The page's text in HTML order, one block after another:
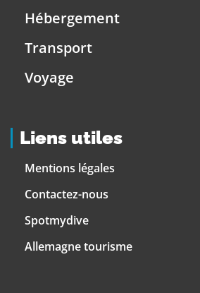
Hébergement
Transport
Voyage
Liens utiles
Mentions légales
Contactez-nous
Spotmydive
Allemagne tourisme